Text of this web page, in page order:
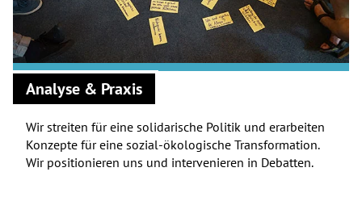
Analyse & Praxis
Wir streiten für eine solidarische Politik und erarbeiten
Konzepte für eine sozial-ökologische Transformation.
Wir positionieren uns und intervenieren in Debatten.